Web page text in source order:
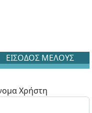
ΕΙΣΟΔΟΣ ΜΕΛΟΥΣ
Χρήστη